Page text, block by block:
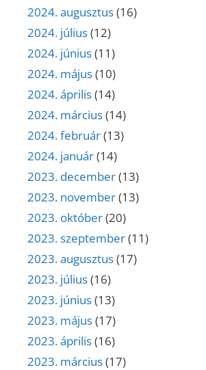
2024. augusztus(16)
2024. július(12)
2024. június(11)
2024. május(10)
2024. április(14)
2024. március(14)
2024. február(13)
2024. január(14)
2023. december(13)
2023. november(13)
2023. október(20)
2023. szeptember(11)
2023. augusztus(17)
2023. július(16)
2023. június(13)
2023. május(17)
2023. április(16)
2023. március(17)